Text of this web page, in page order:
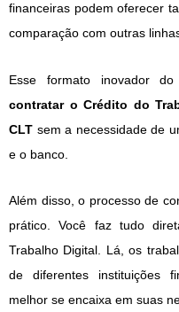
financeiras podem oferecer
comparação com outras
Esse formato inovador
contratar o Crédito do
CLT sem a necessidade de
e o banco.
Além disso, o processo de
prático. Você faz tudo
Trabalho Digital. Lá, os
de diferentes instituições
melhor se encaixa em suas